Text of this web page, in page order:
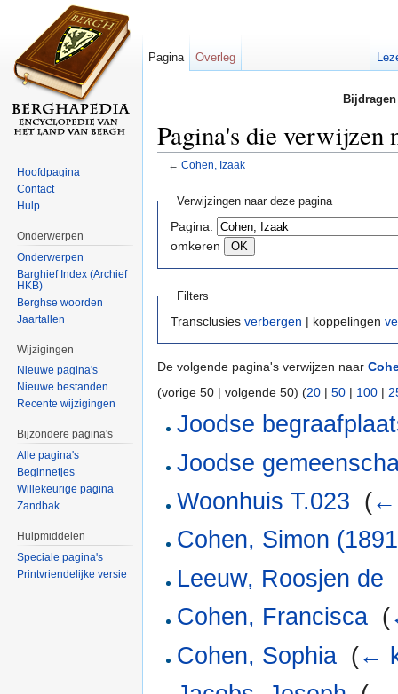
Pagina's die verwijzen
← Cohen, Izaak
Verwijzingen naar deze pagina
Pagina:
omkeren
Filters
Transclusies verbergen | koppelingen
De volgende pagina's verwijzen naar
(vorige 50 | volgende 50) (20 | 50 | 100 |
Joodse
Joodse
Woonhuis T.023 (←
Cohen, Simon
Leeuw, Roosjen de
Cohen, Francisca (
Cohen, Sophia (←
Pagina Overleg
Hoofdpagina
Contact
Hulp
Onderwerpen
Onderwerpen
Barghief Index (Archief
HKB)
Berghse woorden
Jaartallen
Wijzigingen
Nieuwe pagina's
Nieuwe bestanden
Recente wijzigingen
Bijzondere pagina's
Alle pagina's
Beginnetjes
Willekeurige pagina
Zandbak
Hulpmiddelen
Speciale pagina's
Printvriendelijke versie